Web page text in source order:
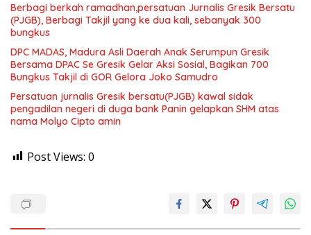
Berbagi berkah ramadhan,persatuan Jurnalis Gresik Bersatu
(PJGB), Berbagi Takjil yang ke dua kali, sebanyak 300
bungkus
DPC MADAS, Madura Asli Daerah Anak Serumpun Gresik
Bersama DPAC Se Gresik Gelar Aksi Sosial, Bagikan 700
Bungkus Takjil di GOR Gelora Joko Samudro
Persatuan jurnalis Gresik bersatu(PJGB) kawal sidak
pengadilan negeri di duga bank Panin gelapkan SHM atas
nama Molyo Cipto amin
Post Views: 0